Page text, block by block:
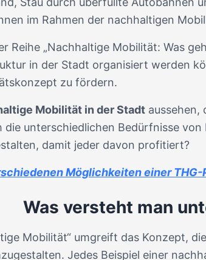
im Rahmen der nachhaltigen
Reihe „Nachhaltige Mobilität: Was
in der Stadt organisiert werden
zu fördern.
Mobilität in der Stadt aussehen,
die unterschiedlichen Bedürfnisse
damit jeder davon profitiert?
Möglichkeiten einer THG-
Was versteht man
Mobilität“ umgreift das Konzept,
Jedes Beispiel einer